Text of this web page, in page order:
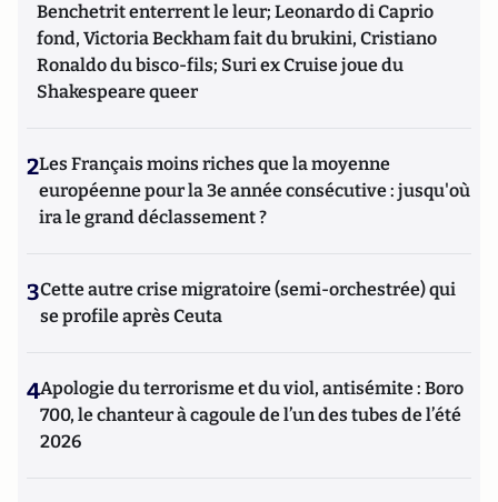
Benchetrit enterrent le leur; Leonardo di Caprio
fond, Victoria Beckham fait du brukini, Cristiano
Ronaldo du bisco-fils; Suri ex Cruise joue du
Shakespeare queer
2Les Français moins riches que la moyenne
européenne pour la 3e année consécutive : jusqu'où
ira le grand déclassement ?
3Cette autre crise migratoire (semi-orchestrée) qui
se profile après Ceuta
4Apologie du terrorisme et du viol, antisémite : Boro
700, le chanteur à cagoule de l’un des tubes de l’été
2026